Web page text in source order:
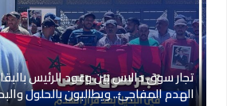
الهدم المفاجئ.. ويطالبون بالحلول